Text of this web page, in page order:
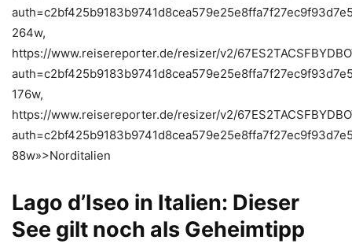
264w,
https://www.reisereporter.de/resizer/v2/
176w,
https://www.reisereporter.de/resizer/v2/
88w»>Norditalien
Lago d’Iseo in Italien: Dieser
See gilt noch als Geheimtipp